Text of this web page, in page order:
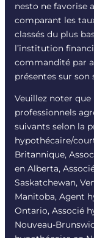
nesto ne favorise
comparant les
classés du plus
l’institution
commandité par
présentes sur son
Veuillez noter que
professionnels
suivants selon la
hypothécaire/
Britannique,
en Alberta,
Saskatchewan,
Manitoba, Agent
Ontario, Associé
Nouveau-